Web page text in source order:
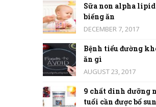
Sữa non alpha
biếng ăn
DECEMBER 7, 2017
Bệnh tiểu đường
ăn gì
AUGUST 23, 2017
9 chất dinh dưỡng
tuổi cần được bổ